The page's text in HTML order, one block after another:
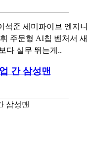
석준 세미파이브 엔지니
주문형 AI칩 벤처서 새
다 실무 뛰는게..
간 삼성맨